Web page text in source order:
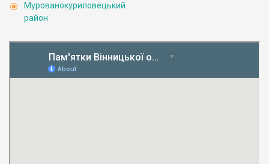
Мурованокуриловецький
район